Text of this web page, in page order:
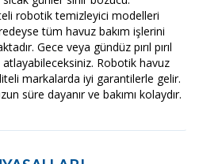
robotik temizleyici modelleri
tüm havuz bakım işlerini
Gece veya gündüz pırıl pırıl
Robotik havuz
markalarda iyi garantilerle gelir.
süre dayanır ve bakımı kolaydır.